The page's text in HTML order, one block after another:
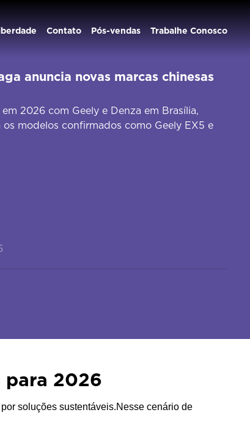
Contato Pós-vendas Trabalhe Conosco
anuncia novas marcas chinesas
2026 com Geely e Denza em Brasília,
modelos confirmados como Geely EX5 e
para 2026
soluções sustentáveis.Nesse cenário de